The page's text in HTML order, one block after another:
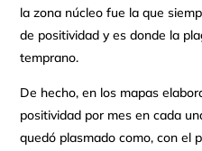
la zona núcleo fue la que
de positividad y es donde la
temprano.
De hecho, en los mapas
positividad por mes en cada
quedó plasmado como, con el